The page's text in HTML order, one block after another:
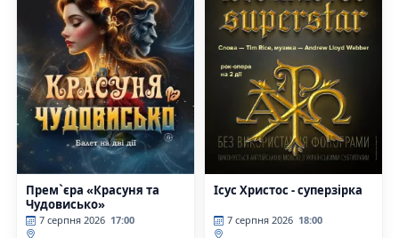
Прем`єра «Красуня та
Чудовисько»
7 серпня 2026 17:00
Ісус Христос - суперзірка
7 серпня 2026 18:00